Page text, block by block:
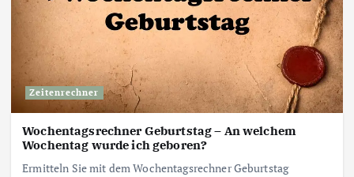
Zeitenrechner
Wochentagsrechner Geburtstag – An welchem
Wochentag wurde ich geboren?
Ermitteln Sie mit dem Wochentagsrechner Geburtstag